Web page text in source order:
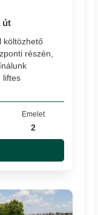
út
költözhető
részén,
liftes
Emelet
2